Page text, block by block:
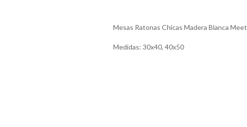
Mesas Ratonas Chicas Madera Blanca Meet
Medidas: 30x40, 40x50